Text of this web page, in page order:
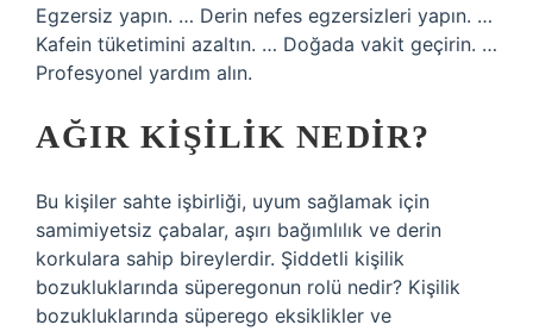
Egzersiz yapın. … Derin nefes egzersizleri yapın. …
Kafein tüketimini azaltın. … Doğada vakit geçirin. …
Profesyonel yardım alın.
AĞIR KIŞILIK NEDIR?
Bu kişiler sahte işbirliği, uyum sağlamak için
samimiyetsiz çabalar, aşırı bağımlılık ve derin
korkulara sahip bireylerdir. Şiddetli kişilik
bozukluklarında süperegonun rolü nedir? Kişilik
bozukluklarında süperego eksiklikler ve